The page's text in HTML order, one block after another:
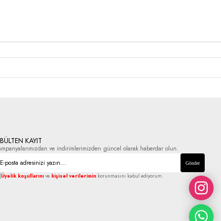
KAYIT
ve indirimlerimizden güncel olarak haberdar olun.
Gönder
Üyelik koşullarını ve kişisel verilerimin korunmasını kabul ediyorum.